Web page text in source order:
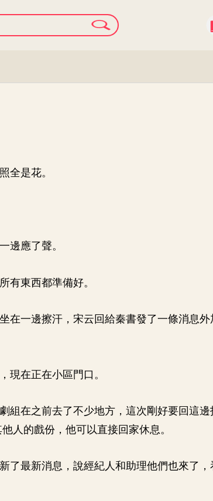
全是花。
邊應了聲。
有東西都準備好。
在一邊擦汗，宋云回給秦書發了一條消息
現在正在小區門口。
組在之前去了不少地方，這次剛好要回這
人的戲份，他可以直接回家休息。
了最新消息，說經紀人和助理他們也來了